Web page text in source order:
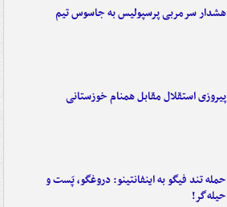
هشدار سرمربی پرسپولیس به جاسوس تیم
پیروزی استقلال مقابل همنام خوزستانی
حمله تند فیگو به اینفانتینو: دروغگو، پَست‌ و
حیله‌گر!